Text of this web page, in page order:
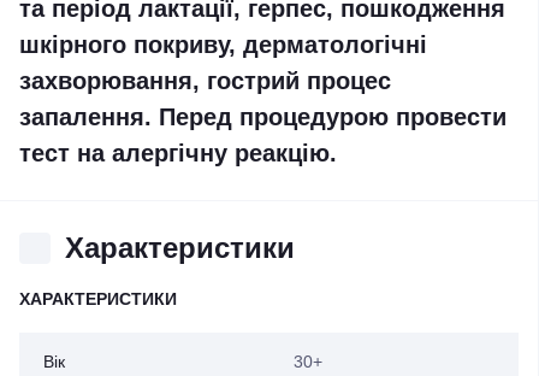
та період лактації, герпес, пошкодження
шкірного покриву, дерматологічні
захворювання, гострий процес
запалення. Перед процедурою провести
тест на алергічну реакцію.
Характеристики
ХАРАКТЕРИСТИКИ
Вік 30+